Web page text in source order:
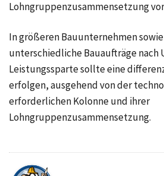
Lohngruppenzusammensetzung
In größeren Bauunternehmen
unterschiedliche Bauaufträge nach
Leistungssparte sollte eine
erfolgen, ausgehend von der
erforderlichen Kolonne und ihrer
Lohngruppenzusammensetzung.